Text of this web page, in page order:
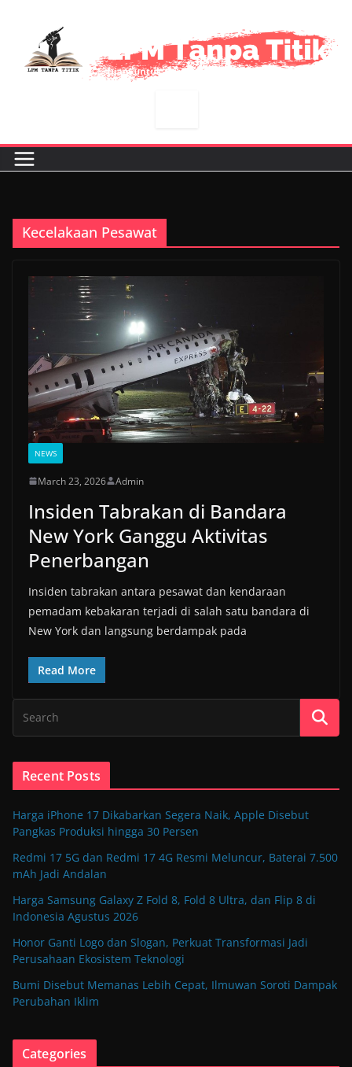
content
Kecelakaan Pesawat
NEWS
March 23, 2026 Admin
Insiden Tabrakan di Bandara
New York Ganggu Aktivitas
Penerbangan
Insiden tabrakan antara pesawat dan kendaraan
pemadam kebakaran terjadi di salah satu bandara di
New York dan langsung berdampak pada
Read More
Recent Posts
Harga iPhone 17 Dikabarkan Segera Naik, Apple Disebut
Pangkas Produksi hingga 30 Persen
Redmi 17 5G dan Redmi 17 4G Resmi Meluncur, Baterai 7.500
mAh Jadi Andalan
Harga Samsung Galaxy Z Fold 8, Fold 8 Ultra, dan Flip 8 di
Indonesia Agustus 2026
Honor Ganti Logo dan Slogan, Perkuat Transformasi Jadi
Perusahaan Ekosistem Teknologi
Bumi Disebut Memanas Lebih Cepat, Ilmuwan Soroti Dampak
Perubahan Iklim
Categories